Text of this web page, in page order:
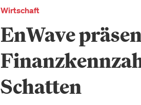
Wirtschaft
EnWave
Schatten